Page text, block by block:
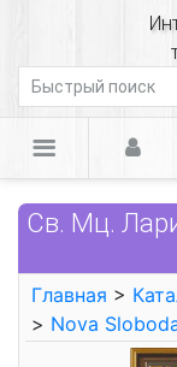
Св. Мц.
Главная >
> Nova